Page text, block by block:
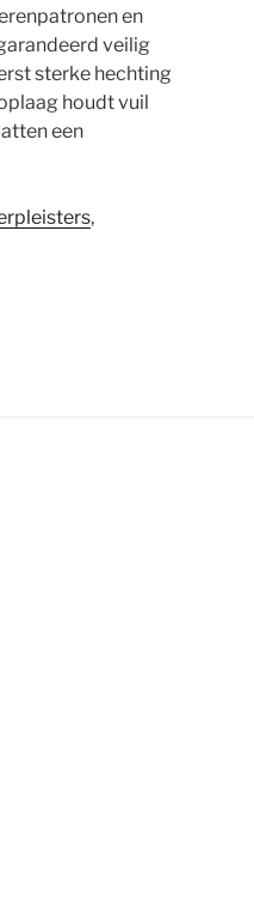
en
veilig
sterke hechting
houdt vuil
een
,